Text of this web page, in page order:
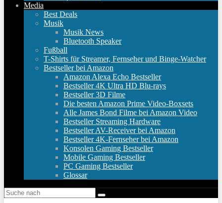
Media
Best Deals
Musik
Musik News
Bluetooth Speaker
Fußball
T-Shirts für Streamer, Fernseher und Binge-Watcher
Bestseller bei Amazon
Amazon Alexa Echo Bestseller
Bestseller 4K Ultra HD Blu-rays
Bestseller 3D Filme
Die besten Amazon Prime Video-Boxsets
Alle James Bond Filme bei Amazon Video
Bestseller Streaming Hardware
Bestseller AV-Receiver bei Amazon
Bestseller 4K-Fernseher bei Amazon
Konsolen Gaming Bestseller
Mobile Gaming Bestseller
PC Gaming Bestseller
Glossar